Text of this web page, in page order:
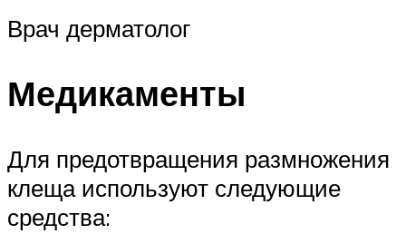
Врач дерматолог
Медикаменты
Для предотвращения размножения
клеща используют следующие
средства: